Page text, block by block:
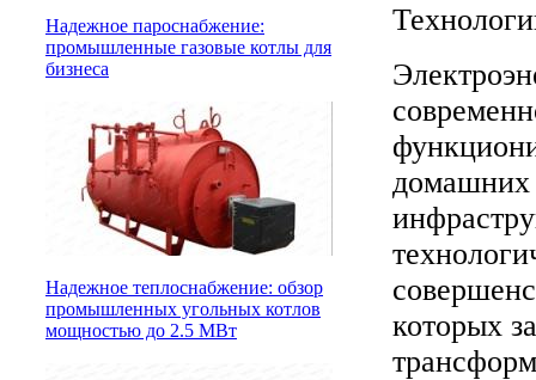
Надежное пароснабжение:
промышленные газовые котлы для
бизнеса
Надежное теплоснабжение: обзор
промышленных угольных котлов
мощностью до 2.5 МВт
домашних
которых